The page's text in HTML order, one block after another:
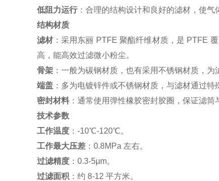
低阻力运行：合理的结构设计和良好的滤材，使气
结构材质
滤材：采用东丽 PTFE 聚酯纤维材质，是 PTFE
高，能高效过滤微小粉尘。
骨架：一般为碳钢材质，也有采用不锈钢材质，为
端盖：多为电镀锌件或不锈钢材质，与滤材通过特
密封材料：通常使用弹性橡胶密封胶圈，保证滤筒
技术参数
工作温度：-10℃-120℃。
工作最大压差：0.8MPa 左右。
过滤精度：0.3-5μm。
过滤面积：约 8-12 平方米。